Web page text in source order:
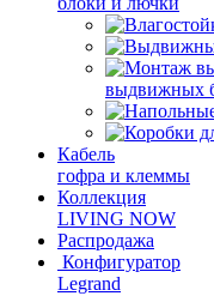
выдвижных
Кабель
гофра и клеммы
Коллекция
LIVING NOW
Распродажа
Конфигуратор
Legrand